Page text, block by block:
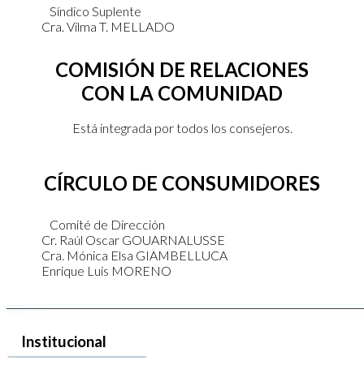
Síndico Suplente
Cra. Vilma T. MELLADO
COMISIÓN DE RELACIONES
CON LA COMUNIDAD
Está integrada por todos los consejeros.
CÍRCULO DE CONSUMIDORES
Comité de Dirección
Cr. Raúl Oscar GOUARNALUSSE
Cra. Mónica Elsa GIAMBELLUCA
Enrique Luis MORENO
Institucional